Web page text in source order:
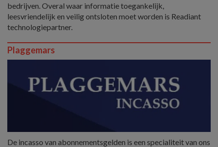
bedrijven. Overal waar informatie toegankelijk,
leesvriendelijk en veilig ontsloten moet worden is Readiant
technologiepartner.
Plaggemars
De incasso van abonnementsgelden is een specialiteit van ons